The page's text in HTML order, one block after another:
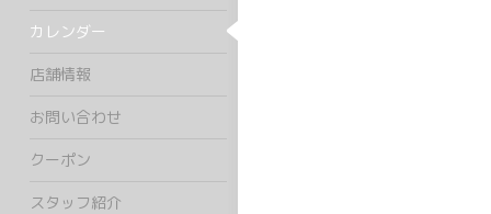
カレンダー
店舗情報
お問い合わせ
クーポン
スタッフ紹介